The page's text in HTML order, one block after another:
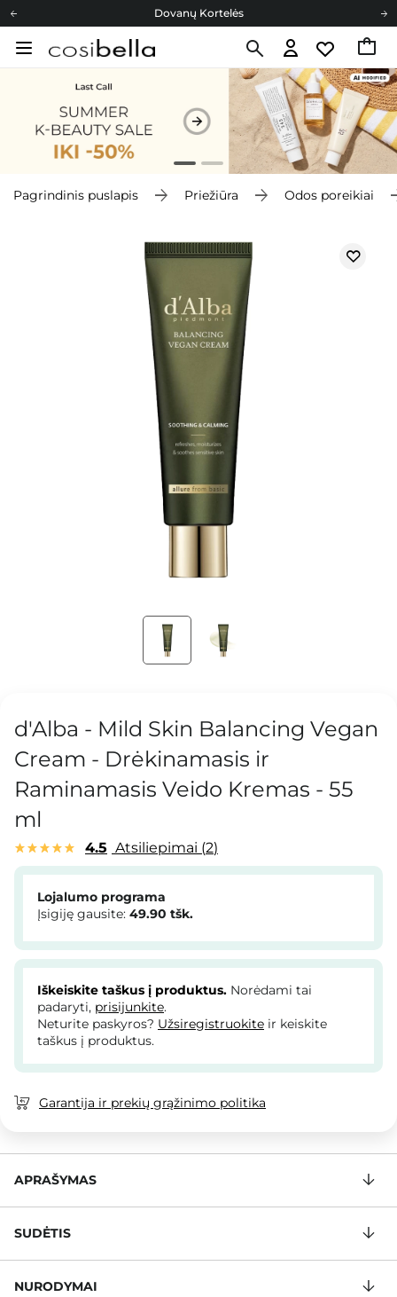
Dovanų Kortelės
Cosibella lojalumo programa
Dovanų Kortelės
Pagrindinis puslapis Priežiūra Odos poreikiai
d'Alba - Mild Skin Balancing Vegan
Cream - Drėkinamasis ir
Raminamasis Veido Kremas - 55
ml
4.5 Atsiliepimai 2
Lojalumo programa
Įsigiję gausite: 49.90 tšk.
Iškeiskite taškus į produktus. Norėdami tai
padaryti, prisijunkite.
Neturite paskyros? Užsiregistruokite ir keiskite
taškus į produktus.
Garantija ir prekių grąžinimo politika
APRAŠYMAS
SUDĖTIS
NURODYMAI